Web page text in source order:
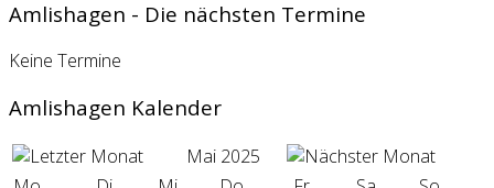
Amlishagen - Die nächsten Termine
Keine Termine
Amlishagen Kalender
Mai 2025